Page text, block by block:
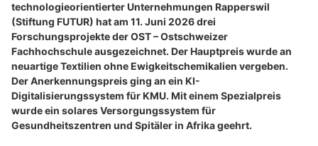
technologieorientierter Unternehmungen Rapperswil
(Stiftung FUTUR) hat am 11. Juni 2026 drei
Forschungsprojekte der OST – Ostschweizer
Fachhochschule ausgezeichnet. Der Hauptpreis wurde an
neuartige Textilien ohne Ewigkeitschemikalien vergeben.
Der Anerkennungspreis ging an ein KI-
Digitalisierungssystem für KMU. Mit einem Spezialpreis
wurde ein solares Versorgungssystem für
Gesundheitszentren und Spitäler in Afrika geehrt.